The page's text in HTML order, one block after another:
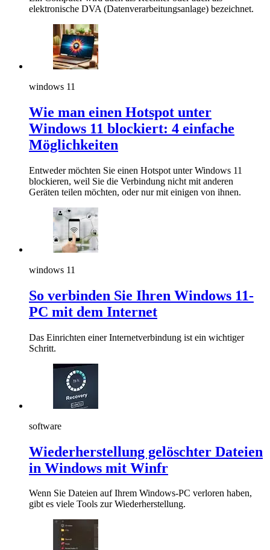
elektronische DVA (Datenverarbeitungsanlage) bezeichnet.
windows 11
Wie man einen Hotspot unter
Windows 11 blockiert: 4 einfache
Möglichkeiten
Entweder möchten Sie einen Hotspot unter Windows 11
blockieren, weil Sie die Verbindung nicht mit anderen
Geräten teilen möchten, oder nur mit einigen von ihnen.
windows 11
So verbinden Sie Ihren Windows 11-
PC mit dem Internet
Das Einrichten einer Internetverbindung ist ein wichtiger
Schritt.
software
Wiederherstellung gelöschter Dateien
in Windows mit Winfr
Wenn Sie Dateien auf Ihrem Windows-PC verloren haben,
gibt es viele Tools zur Wiederherstellung.